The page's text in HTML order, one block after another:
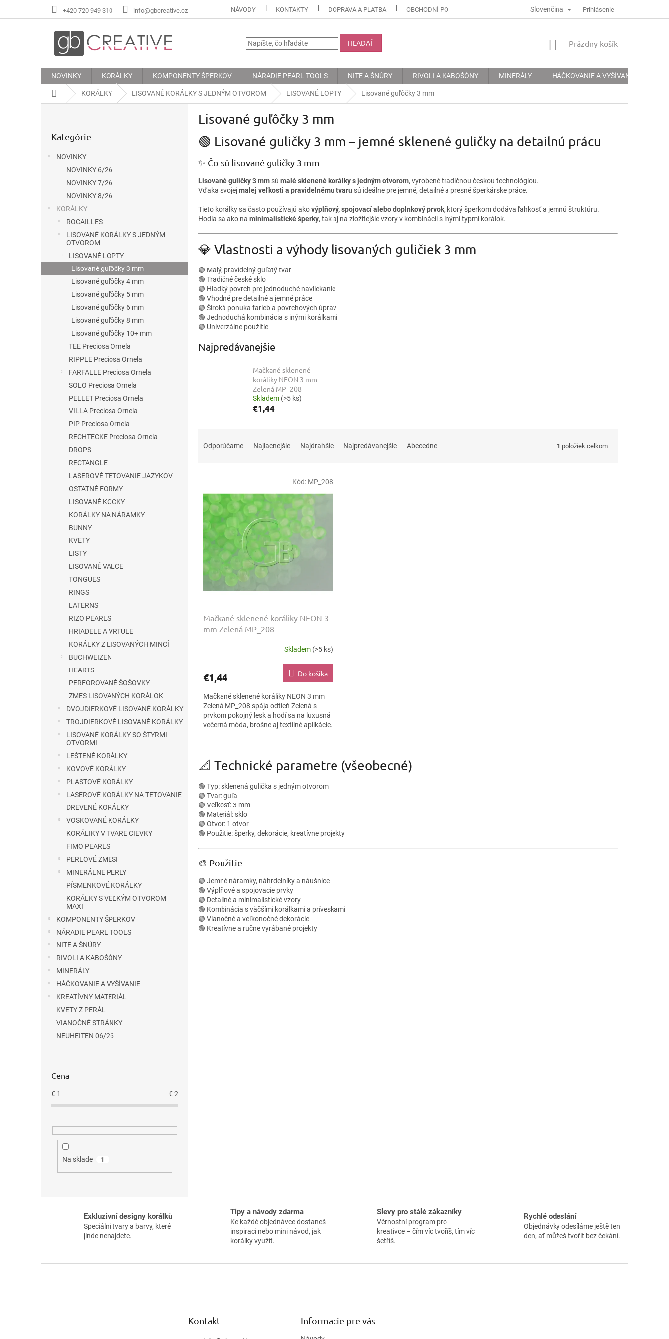
+420 720 949 310 info@gbcreative.cz NÁVODY KONTAKTY DOPRAVA A PLATBA OBCHODNÍ PODMÍNKY PODMÍNKY OCHRANY OSOBNÍCH ÚDAJŮ
Slovenčina Prihlásenie
HĽADAŤ
NÁKUPNÝ
Prázdny košík
NOVINKY KORÁLKY KOMPONENTY ŠPERKOV NÁRADIE PEARL TOOLS NITE A ŠNÚRY RIVOLI A KABOŠÓNY MINERÁLY HÁČKOVANIE A VYŠÍVANIE
DomovKORÁLKY LISOVANÉ KORÁLKY S JEDNÝM OTVOROM LISOVANÉ LOPTY Lisované guľôčky 3 mm
kategórie
Kategórie
NOVINKY
NOVINKY 6/26
NOVINKY 7/26
NOVINKY 8/26
KORÁLKY
ROCAILLES
LISOVANÉ KORÁLKY S JEDNÝM
OTVOROM
LISOVANÉ LOPTY
Lisované guľôčky 3 mm
Lisované guľôčky 4 mm
Lisované guľôčky 5 mm
Lisované guľôčky 6 mm
Lisované guľôčky 8 mm
Lisované guľôčky 10+ mm
TEE Preciosa Ornela
RIPPLE Preciosa Ornela
FARFALLE Preciosa Ornela
SOLO Preciosa Ornela
PELLET Preciosa Ornela
VILLA Preciosa Ornela
PIP Preciosa Ornela
RECHTECKE Preciosa Ornela
DROPS
RECTANGLE
LASEROVÉ TETOVANIE JAZYKOV
OSTATNÉ FORMY
LISOVANÉ KOCKY
KORÁLKY NA NÁRAMKY
BUNNY
KVETY
LISTY
LISOVANÉ VALCE
TONGUES
RINGS
LATERNS
RIZO PEARLS
HRIADELE A VRTULE
KORÁLKY Z LISOVANÝCH MINCÍ
BUCHWEIZEN
HEARTS
PERFOROVANÉ ŠOŠOVKY
ZMES LISOVANÝCH KORÁLOK
DVOJDIERKOVÉ LISOVANÉ KORÁLKY
TROJDIERKOVÉ LISOVANÉ KORÁLKY
LISOVANÉ KORÁLKY SO ŠTYRMI
OTVORMI
LEŠTENÉ KORÁLKY
KOVOVÉ KORÁLKY
PLASTOVÉ KORÁLKY
LASEROVÉ KORÁLKY NA TETOVANIE
DREVENÉ KORÁLKY
VOSKOVANÉ KORÁLKY
KORÁLIKY V TVARE CIEVKY
FIMO PEARLS
PERLOVÉ ZMESI
MINERÁLNE PERLY
PÍSMENKOVÉ KORÁLKY
KORÁLKY S VEĽKÝM OTVOROM
MAXI
KOMPONENTY ŠPERKOV
NÁRADIE PEARL TOOLS
NITE A ŠNÚRY
RIVOLI A KABOŠÓNY
MINERÁLY
HÁČKOVANIE A VYŠÍVANIE
KREATÍVNY MATERIÁL
KVETY Z PERÁL
VIANOČNÉ STRÁNKY
NEUHEITEN 06/26
Cena
€ 1 € 2
Na sklade 1
Lisované guľôčky 3 mm
🟢 Lisované guličky 3 mm – jemné sklenené guličky na detailnú prácu
✨ Čo sú lisované guličky 3 mm
Lisované guličky 3 mm sú malé sklenené korálky s jedným otvorom, vyrobené tradičnou českou technológiou.
Vďaka svojejmalej veľkosti a pravidelnému tvaru sú ideálne pre jemné, detailné a presné šperkárske práce.
Tieto korálky sa často používajú akovýplňový, spojovací alebo doplnkový prvok, ktorý šperkom dodáva ľahkosť a jemnú štruktúru.
Hodia sa ako na minimalistické šperky, tak aj na zložitejšie vzory v kombinácii s inými typmi korálok.
💎 Vlastnosti a výhody lisovaných guličiek 3 mm
🟢 Malý, pravidelný guľatý tvar
🟢 Tradičné české sklo
🟢 Hladký povrch pre jednoduché navliekanie
🟢 Vhodné pre detailné a jemné práce
🟢 Široká ponuka farieb a povrchových úprav
🟢 Jednoduchá kombinácia s inými korálkami
🟢 Univerzálne použitie
Najpredávanejšie
Mačkané sklenené
koráliky NEON 3 mm
Zelená MP_208
Skladem (>5 ks)
€1,44
p
o
d
Odporúčame Najlacnejšie Najdrahšie Najpredávanejšie Abecedne 1 položiek celkom
p
p
o
d
Mačkané sklenené koráliky NEON 3
mm Zelená MP_208
Skladem (>5 ks)
€1,44 Do košíka
Mačkané sklenené koráliky NEON 3 mm
Zelená MP_208 spája odtieň Zelená s
prvkom pokojný lesk a hodí sa na luxusná
večerná móda, brošne aj textilné aplikácie.
Kód: MP_208
v
l
📐 Technické parametre (všeobecné)
🟢 Typ: sklenená gulička s jedným otvorom
🟢 Tvar: guľa
🟢 Veľkosť: 3 mm
🟢 Materiál: sklo
🟢 Otvor: 1 otvor
🟢 Použitie: šperky, dekorácie, kreatívne projekty
🎨 Použitie
🟢 Jemné náramky, náhrdelníky a náušnice
🟢 Výplňové a spojovacie prvky
🟢 Detailné a minimalistické vzory
🟢 Kombinácia s väčšími korálkami a príveskami
🟢 Vianočné a veľkonočné dekorácie
🟢 Kreatívne a ručne vyrábané projekty
Exkluzivní designy korálků
Speciální tvary a barvy, které
jinde nenajdete.
Tipy a návody zdarma
Ke každé objednávce dostaneš
inspiraci nebo mini návod, jak
korálky využít.
Slevy pro stálé zákazníky
Věrnostní program pro
kreativce – čím víc tvoříš, tím víc
šetříš.
Rychlé odeslání
Objednávky odesíláme ještě ten
den, ať můžeš tvořit bez čekání.
Kontakt Informacie pre vás